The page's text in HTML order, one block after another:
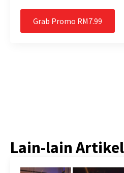
Grab Promo RM7.99
Lain-lain